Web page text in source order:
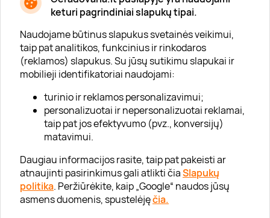
keturi pagrindiniai slapukų tipai.
Naudojame būtinus slapukus svetainės veikimui,
taip pat analitikos, funkcinius ir rinkodaros
(reklamos) slapukus. Su jūsų sutikimu slapukai ir
mobilieji identifikatoriai naudojami:
turinio ir reklamos personalizavimui;
personalizuotai ir nepersonalizuotai reklamai,
taip pat jos efektyvumo (pvz., konversijų)
matavimui.
Daugiau informacijos rasite, taip pat pakeisti ar
atnaujinti pasirinkimus gali atlikti čiaSlapukų
politika. Peržiūrėkite, kaip „Google“ naudos jūsų
asmens duomenis, spustelėjęčia.
Apie mus
Apie „Gera Dovana“
Lojalumo klubas
Karjera
Visi partneriai
Kontaktai
Tinklaraštis
Informacija